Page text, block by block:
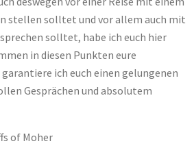
stellen solltet und vor allem auch mit
solltet, habe ich euch hier
in diesen Punkten eure
ich euch einen gelungenen
Gesprächen und absolutem